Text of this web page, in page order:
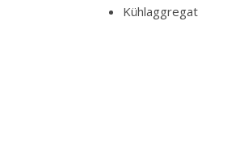
Kühlaggregat